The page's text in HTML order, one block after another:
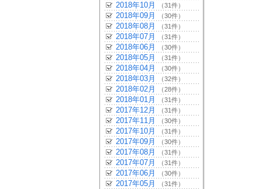
2018年10月 （31件）
2018年09月 （30件）
2018年08月 （31件）
2018年07月 （31件）
2018年06月 （30件）
2018年05月 （31件）
2018年04月 （30件）
2018年03月 （32件）
2018年02月 （28件）
2018年01月 （31件）
2017年12月 （31件）
2017年11月 （30件）
2017年10月 （31件）
2017年09月 （30件）
2017年08月 （31件）
2017年07月 （31件）
2017年06月 （30件）
2017年05月 （31件）